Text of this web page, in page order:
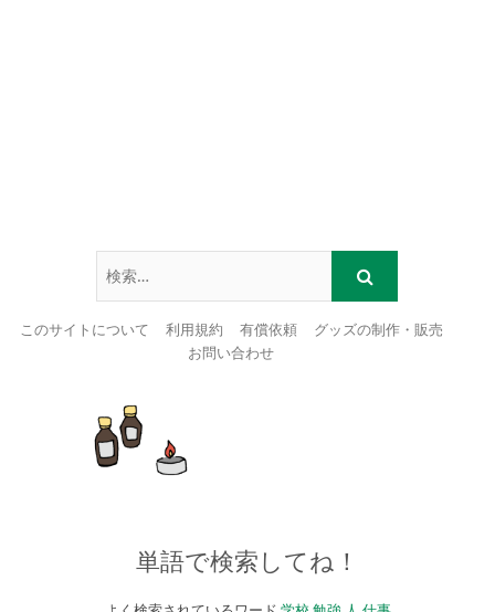
このサイトについて 利用規約 有償依頼
グッズの制作・販売
お問い合わせ
content
単語で検索してね！